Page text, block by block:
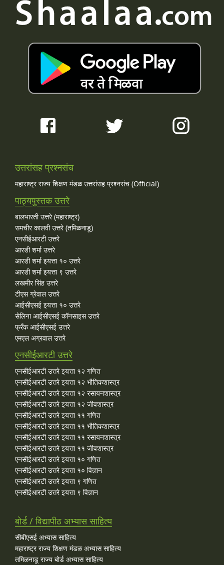
उत्तरांसह प्रश्नसंच
महाराष्ट्र राज्य शिक्षण मंडळ उत्तरांसह प्रश्नसंच (Official)
पाठ्यपुस्तक उत्तरे
बालभारती उत्तरे (महाराष्ट्र)
समचीर कालवी उत्तरे (तमिळनाडू)
एनसीईआरटी उत्तरे
आरडी शर्मा उत्तरे
आरडी शर्मा इयत्ता १० उत्तरे
आरडी शर्मा इयत्ता ९ उत्तरे
लखमीर सिंह उत्तरे
टीएस ग्रेवाल उत्तरे
आईसीएसई इयत्ता १० उत्तरे
सेलिना आईसीएसई कॉनसाइस उत्तरे
फ्रँक आईसीएसई उत्तरे
एमएल अग्रवाल उत्तरे
एनसीईआरटी उत्तरे
एनसीईआरटी उत्तरे इयत्ता १२ गणित
एनसीईआरटी उत्तरे इयत्ता १२ भौतिकशास्त्र
एनसीईआरटी उत्तरे इयत्ता १२ रसायनशास्त्र
एनसीईआरटी उत्तरे इयत्ता १२ जीवशास्त्र
एनसीईआरटी उत्तरे इयत्ता ११ गणित
एनसीईआरटी उत्तरे इयत्ता ११ भौतिकशास्त्र
एनसीईआरटी उत्तरे इयत्ता ११ रसायनशास्त्र
एनसीईआरटी उत्तरे इयत्ता ११ जीवशास्त्र
एनसीईआरटी उत्तरे इयत्ता १० गणित
एनसीईआरटी उत्तरे इयत्ता १० विज्ञान
एनसीईआरटी उत्तरे इयत्ता ९ गणित
एनसीईआरटी उत्तरे इयत्ता ९ विज्ञान
बोर्ड / विद्यापीठ अभ्यास साहित्य
सीबीएसई अभ्यास साहित्य
महाराष्ट्र राज्य शिक्षण मंडळ अभ्यास साहित्य
तमिळनाडू राज्य बोर्ड अभ्यास साहित्य